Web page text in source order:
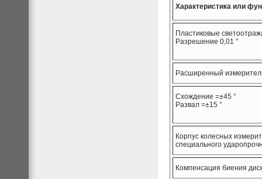
Характеристика или
Пластиковые
Разрешение 0,01 °
Расширенный
Схождение =±45 °
Развал =±15 °
Корпус колесных
специального
Компенсация биения